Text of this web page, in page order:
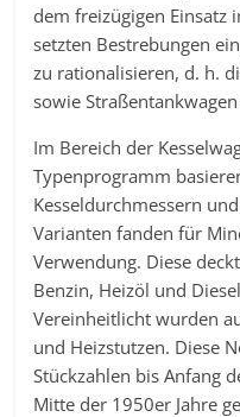
dem freizügigen Einsatz
setzten Bestrebungen
zu rationalisieren, d. h.
sowie
Im Bereich der
Typenprogramm
Kesseldurchmessern
Varianten fanden für
Verwendung. Diese
Benzin, Heizöl und
Vereinheitlicht wurden
und Heizstutzen. Diese
Stückzahlen bis Anfang
Mitte der 1950er Jahre